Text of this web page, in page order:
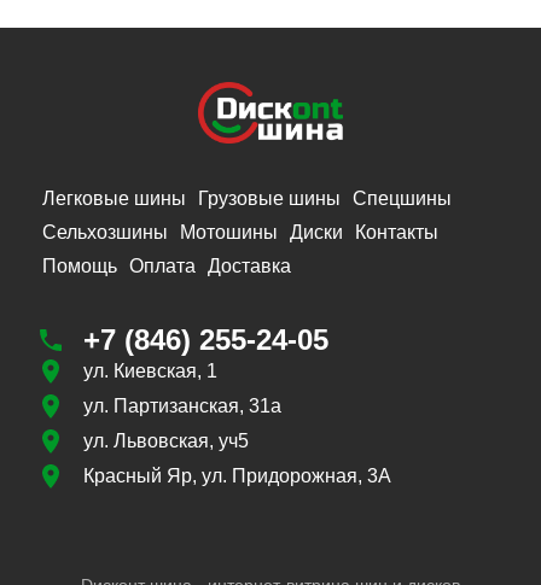
Легковые шины Грузовые шины
Спецшины
Сельхозшины
Мотошины Диски
Контакты
Помощь Оплата Доставка
+7 (846) 255-24-05
ул. Киевская, 1
ул. Партизанская, 31а
ул. Львовская, уч5
Красный Яр, ул. Придорожная, 3А